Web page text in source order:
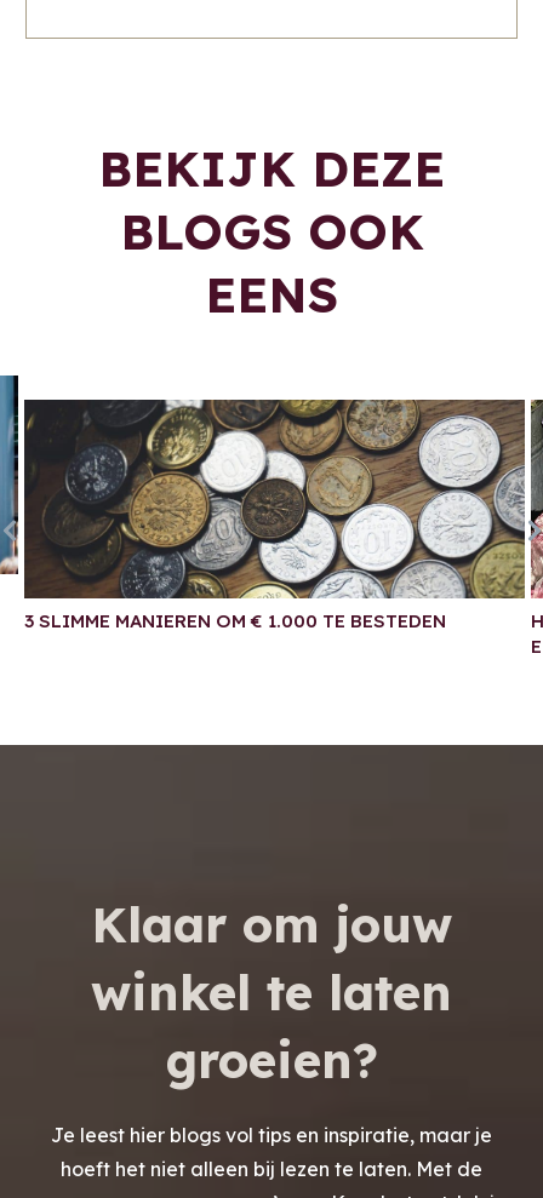
BEKIJK DEZE
BLOGS OOK
EENS
3 SLIMME MANIEREN OM € 1.000 TE BESTEDEN
Klaar om jouw
winkel te laten
groeien?
Je leest hier blogs vol tips en inspiratie, maar je
hoeft het niet alleen bij lezen te laten. Met de